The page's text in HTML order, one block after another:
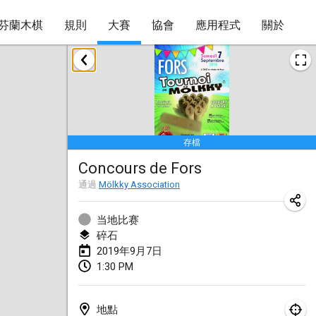
蘭木棋 規則 大賽 協會 應用程式 關於
存檔
Concours de Fors
通過 Mölkky Association
当地比赛
碎石
2019年9月7日
1:30 PM
地點
2019年1月
New Year's Throw Mölkky
2019年1月1日|捷克共和國
Tournoi Mixte ASPTTOM
2019年1月20日|法國
Tournoi d'Hiver
2019年1月26日
Liekki Cup
2019年1月26日